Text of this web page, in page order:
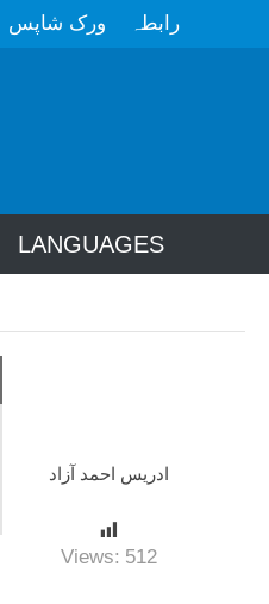
ورک شاپس رابطہ
LANGUAGES
ادریس احمد آزاد
Views: 512